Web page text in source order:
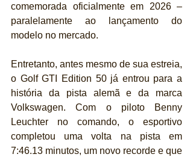
comemorada oficialmente em 2026 –
paralelamente ao lançamento do
modelo no mercado.
Entretanto, antes mesmo de sua estreia,
o Golf GTI Edition 50 já entrou para a
história da pista alemã e da marca
Volkswagen. Com o piloto Benny
Leuchter no comando, o esportivo
completou uma volta na pista em
7:46.13 minutos, um novo recorde e que